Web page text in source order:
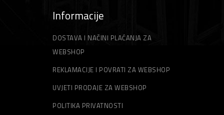
Informacije
DOSTAVA I NAČINI PLAĆANJA ZA
WEBSHOP
REKLAMACIJE I POVRATI ZA WEBSHOP
UVJETI PRODAJE ZA WEBSHOP
POLITIKA PRIVATNOSTI